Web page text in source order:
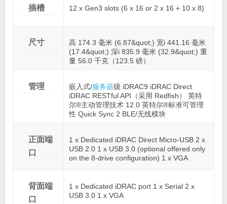
插槽 12 x Gen3 slots (6 x 16 or 2 x 16 + 10 x 8)
尺寸
高 174.3 毫米 (6.87&quot;) 宽i 441.16 毫米
(17.4&quot;) 深i 835.9 毫米 (32.9&quot;) 重
量 56.0 千克（123.5 磅）
管理 嵌入式/服务器级 iDRAC9 iDRAC Direct
iDRAC RESTful API（采用 Redfish） 英特
尔®主动管理技术 12.0 英特尔®标准可管理
性 Quick Sync 2 BLE/无线模块
正面端
口
1 x Dedicated iDRAC Direct Micro-USB 2 x
USB 2.0 1 x USB 3.0 (optional offered only
on the 8-drive configuration) 1 x VGA
背面端
口
1 x Dedicated iDRAC port 1 x Serial 2 x
USB 3.0 1 x VGA